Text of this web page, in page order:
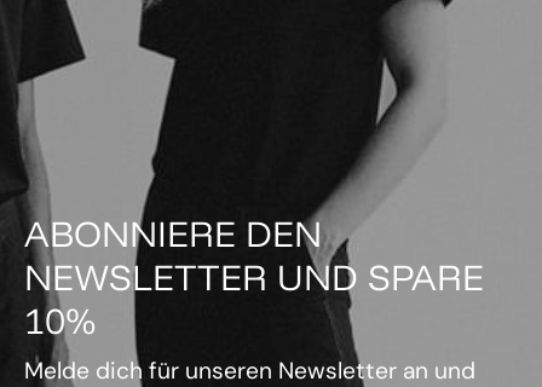
ABONNIERE DEN
NEWSLETTER UND SPARE
10%
Melde dich für unseren Newsletter an und